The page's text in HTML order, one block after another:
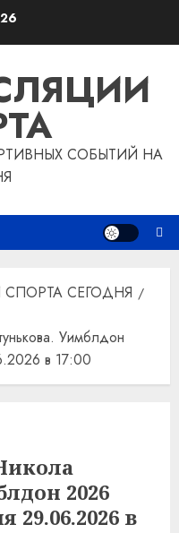
СОБЫТИЙ НА
СЕГОДНЯ
Уимблдон
в 17:00
2026
29.06.2026 в